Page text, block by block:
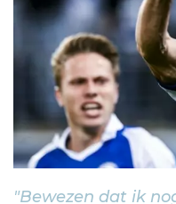
"Bewezen dat ik